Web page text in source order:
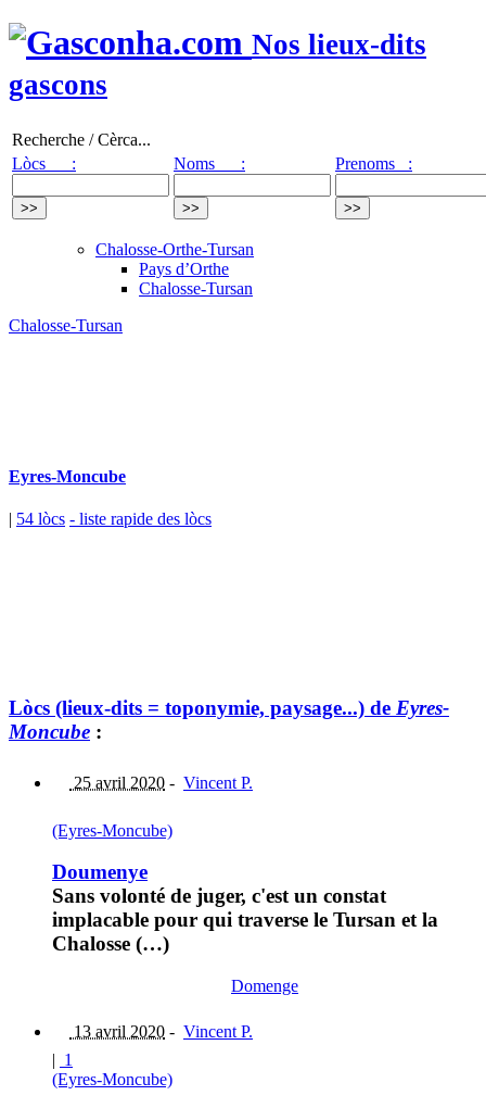
Nos lieux-dits
gascons
Recherche / Cèrca...
Lòcs :
Noms : Prenoms :
Chalosse-Orthe-Tursan
Pays d’Orthe
Chalosse-Tursan
Chalosse-Tursan
Eyres-Moncube
| 54 lòcs - liste rapide des lòcs
Lòcs (lieux-dits = toponymie, paysage...) de Eyres-
Moncube :
25 avril 2020 - Vincent P.
(Eyres-Moncube)
Doumenye
Sans volonté de juger, c'est un constat
implacable pour qui traverse le Tursan et la
Chalosse (…)
Domenge
13 avril 2020 - Vincent P.
| 1
(Eyres-Moncube)